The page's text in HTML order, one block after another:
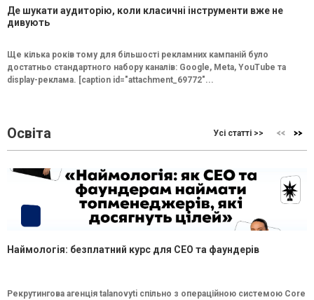
Де шукати аудиторію, коли класичні інструменти вже не
дивують
Ще кілька років тому для більшості рекламних кампаній було
достатньо стандартного набору каналів: Google, Meta, YouTube та
display-реклама. [caption id="attachment_69772"...
Освіта Усі статті >>
Наймологія: безплатний курс для CEO та фаундерів
Рекрутингова агенція talanovyti спільно з операційною системою Core